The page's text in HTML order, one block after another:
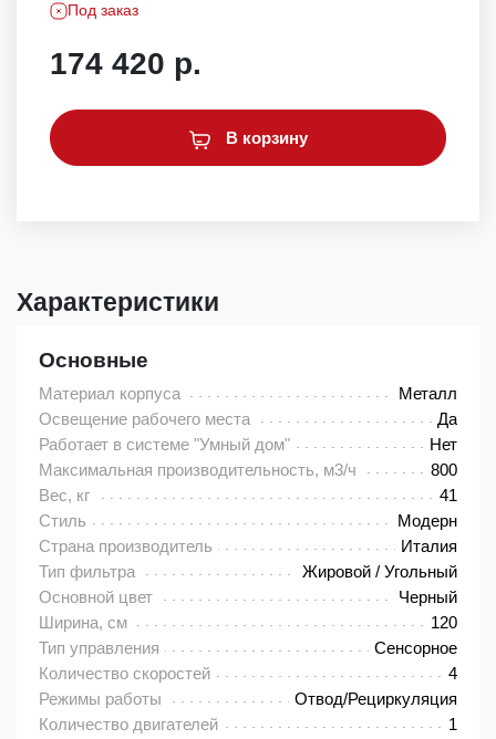
Под заказ
174 420 р.
В корзину
Характеристики
Основные
Материал корпуса
Металл
Освещение рабочего места
Да
Работает в системе "Умный дом"
Нет
Максимальная производительность, м3/ч
800
Вес, кг
41
Стиль
Модерн
Страна производитель
Италия
Тип фильтра
Жировой / Угольный
Основной цвет
Черный
Ширина, см
120
Тип управления
Сенсорное
Количество скоростей
4
Режимы работы
Отвод/Рециркуляция
Количество двигателей
1